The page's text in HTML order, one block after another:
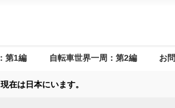
第1編 自転車世界一周：第2編 お
現在は日本にいます。